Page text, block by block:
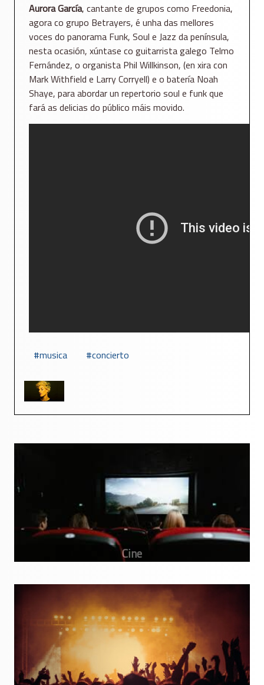
Aurora García, cantante de grupos como Freedonia,
agora co grupo Betrayers, é unha das mellores
voces do panorama Funk, Soul e Jazz da península,
nesta ocasión, xúntase co guitarrista galego Telmo
Fernández, o organista Phil Willkinson, (en xira con
Mark Withfield e Larry Corryell) e o batería Noah
Shaye, para abordar un repertorio soul e funk que
fará as delicias do público máis movido.
musica concierto